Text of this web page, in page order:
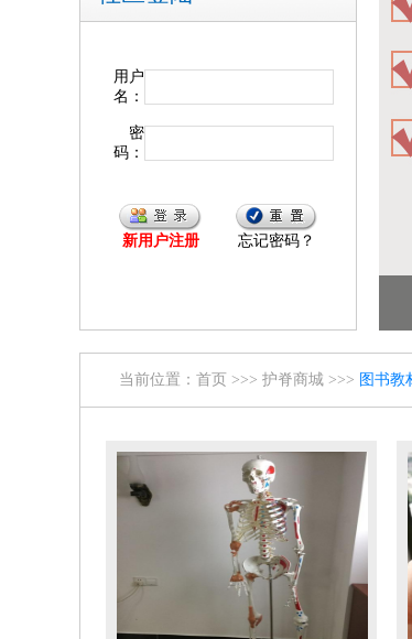
用户
名：
密
码：
新用户注册 忘记密码？
当前位置： 首页 >>> 护脊商城 >>> 图书教